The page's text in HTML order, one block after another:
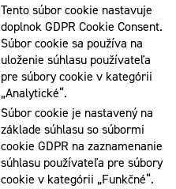
Tento súbor cookie nastavuje
doplnok GDPR Cookie Consent.
Súbor cookie sa používa na
uloženie súhlasu používateľa
pre súbory cookie v kategórii
„Analytické“.
Súbor cookie je nastavený na
základe súhlasu so súbormi
cookie GDPR na zaznamenanie
súhlasu používateľa pre súbory
cookie v kategórii „Funkčné“.